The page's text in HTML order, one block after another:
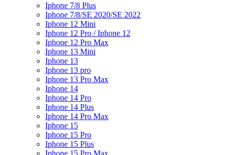
Iphone 7/8 Plus
Iphone 7/8/SE 2020/SE 2022
Iphone 12 Mini
Iphone 12 Pro / Iphone 12
Iphone 12 Pro Max
Iphone 13 Mini
Iphone 13
Iphone 13 pro
Iphone 13 Pro Max
Iphone 14
Iphone 14 Pro
Iphone 14 Plus
Iphone 14 Pro Max
Iphone 15
Iphone 15 Pro
Iphone 15 Plus
Iphone 15 Pro Max